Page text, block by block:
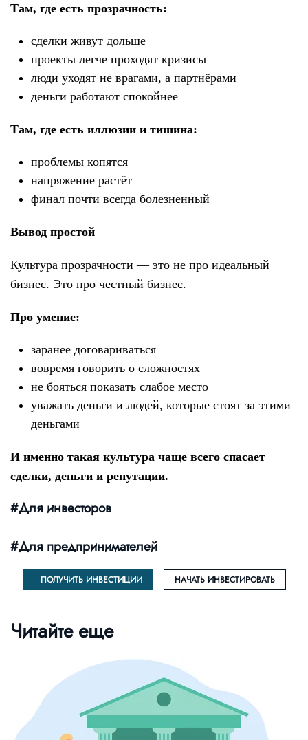
Там, где есть прозрачность:
сделки живут дольше
проекты легче проходят кризисы
люди уходят не врагами, а партнёрами
деньги работают спокойнее
Там, где есть иллюзии и тишина:
проблемы копятся
напряжение растёт
финал почти всегда болезненный
Вывод простой
Культура прозрачности — это не про идеальный
бизнес. Это про честный бизнес.
Про умение:
заранее договариваться
вовремя говорить о сложностях
не бояться показать слабое место
уважать деньги и людей, которые стоят за этими
деньгами
И именно такая культура чаще всего спасает
сделки, деньги и репутации.
#Для инвесторов
#Для предпринимателей
ПОЛУЧИТЬ ИНВЕСТИЦИИ НАЧАТЬ ИНВЕСТИРОВАТЬ
Читайте еще